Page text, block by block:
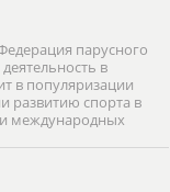
парусного
в
в популяризации
развитию спорта в
международных